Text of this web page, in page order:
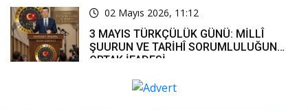
02 Mayıs 2026, 11:12
3 MAYIS TÜRKÇÜLÜK GÜNÜ: MİLLÎ
ŞUURUN VE TARİHÎ SORUMLULUĞUN
ORTAK İFADESİ